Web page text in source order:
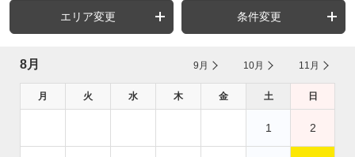
エリア変更 条件変更
8月 9月 10月 11月
月 火 水 木 金 土 日
1 2